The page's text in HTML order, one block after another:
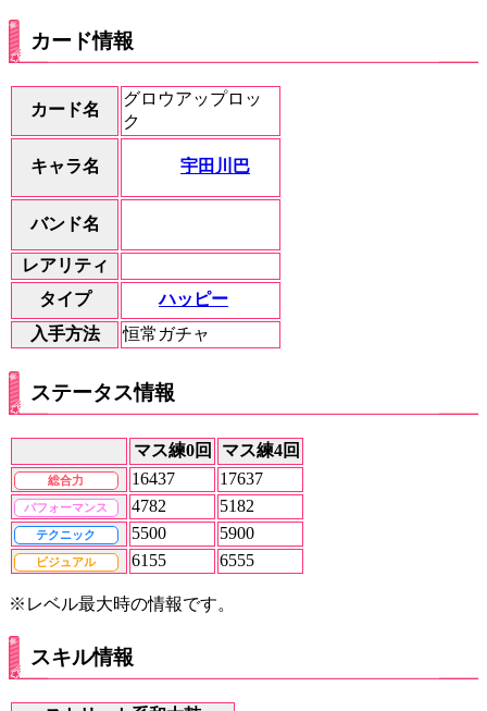
カード情報
カード名
グロウアップロッ
ク
キャラ名 宇田川巴
バンド名
レアリティ
タイプ
ハッピー
入手方法
恒常ガチャ
ステータス情報
マス練0回 マス練4回
総合力 16437 17637
パフォーマンス 4782 5182
テクニック 5500 5900
ビジュアル 6155 6555
※レベル最大時の情報です。
スキル情報